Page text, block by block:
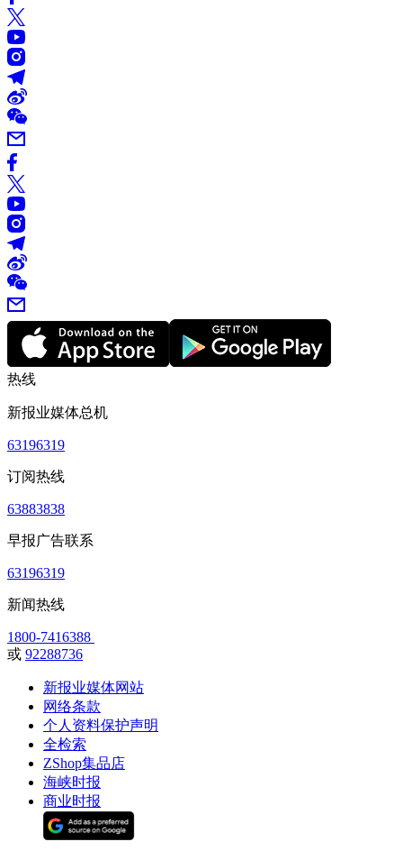
热线
新报业媒体总机
63196319
订阅热线
63883838
早报广告联系
63196319
新闻热线
1800-7416388
或 92288736
新报业媒体网站
网络条款
个人资料保护声明
全检索
ZShop集品店
海峡时报
商业时报